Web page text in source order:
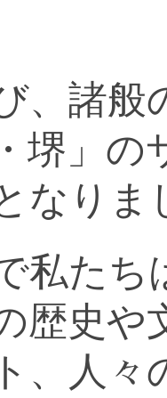
、諸般
堺」の
なりま
私たち
歴史や
、人々